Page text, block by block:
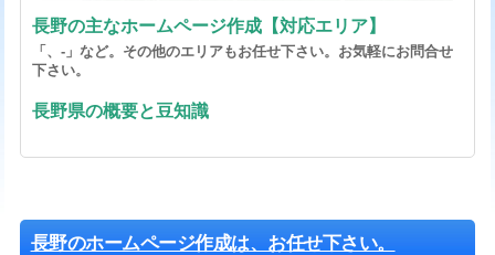
長野の主なホームページ作成【対応エリア】
「、-」など。その他のエリアもお任せ下さい。お気軽にお問合せ
下さい。
長野県の概要と豆知識
長野のホームページ作成は、お任せ下さい。